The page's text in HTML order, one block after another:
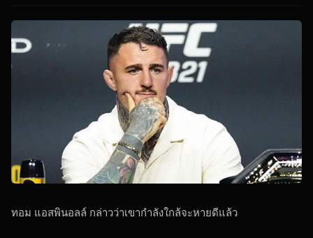
ทอม แอสพินอลล์ กล่าวว่าเขากำลังใกล้จะหายดีแล้ว